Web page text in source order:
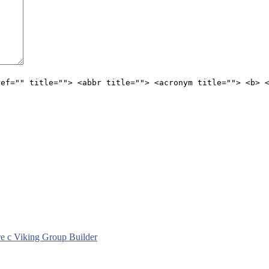
title=""> <abbr title=""> <acronym title=""> <b>
с Viking Group Builder